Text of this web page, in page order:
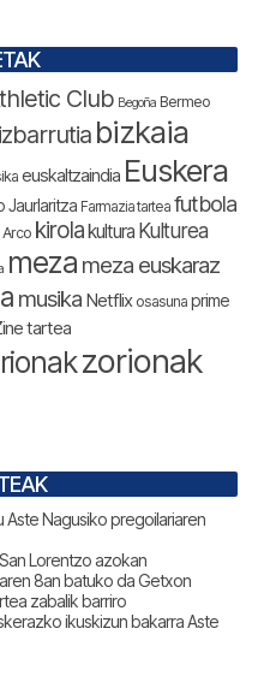
Club Begoña Bermeo
bizkaia
euskaltzaindia Euskera
Jaurlaritza Farmazia tartea futbola
Arco kirola kultura Kulturea
meza meza euskaraz
musika Netflix osasuna prime
tartea
zorionak
Aste Nagusiko pregoilariaren
Lorentzo azokan
8an batuko da Getxon
zabalik barriro
ikuskizun bakarra Aste